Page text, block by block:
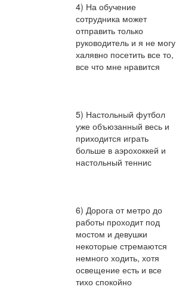
4) На обучение
сотрудника может
отправить только
руководитель и я не могу
халявно посетить все то,
все что мне нравится
5) Настольный футбол
уже объюзанный весь и
приходится играть
больше в аэрохоккей и
настольный теннис
6) Дорога от метро до
работы проходит под
мостом и девушки
некоторые стремаются
немного ходить, хотя
освещение есть и все
тихо спокойно